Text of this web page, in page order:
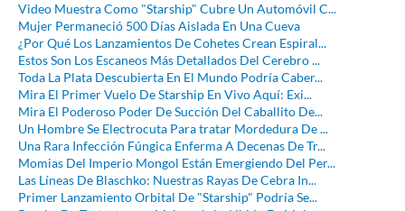
Video Muestra Como "Starship" Cubre Un Automóvil C...
Mujer Permaneció 500 Días Aislada En Una Cueva
¿Por Qué Los Lanzamientos De Cohetes Crean Espiral...
Estos Son Los Escaneos Más Detallados Del Cerebro ...
Toda La Plata Descubierta En El Mundo Podría Caber...
Mira El Primer Vuelo De Starship En Vivo Aquí: Exi...
Mira El Poderoso Poder De Succión Del Caballito De...
Un Hombre Se Electrocuta Para tratar Mordedura De ...
Una Rara Infección Fúngica Enferma A Decenas De Tr...
Momias Del Imperio Mongol Están Emergiendo Del Per...
Las Líneas De Blaschko: Nuestras Rayas De Cebra In...
Primer Lanzamiento Orbital De "Starship" Podría Se...